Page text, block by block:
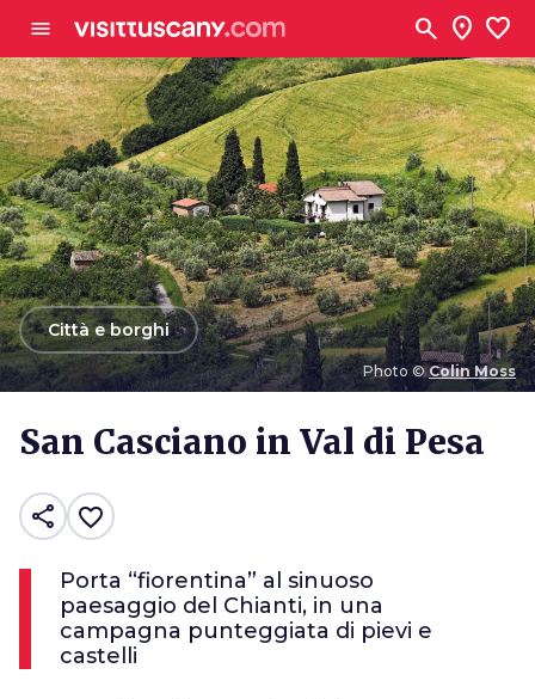
menu search location_on favorite
Photo © Colin Moss
arrow_backCittà e borghi
San Casciano in Val di Pesa
share favorite_border
Porta “fiorentina” al sinuoso
paesaggio del Chianti, in una
campagna punteggiata di pievi e
castelli